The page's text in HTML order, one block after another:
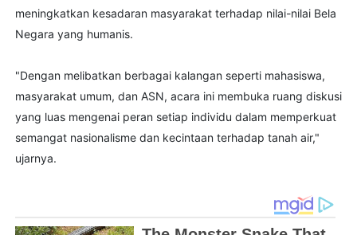
meningkatkan kesadaran masyarakat terhadap nilai-nilai Bela
Negara yang humanis.
"Dengan melibatkan berbagai kalangan seperti mahasiswa,
masyarakat umum, dan ASN, acara ini membuka ruang diskusi
yang luas mengenai peran setiap individu dalam memperkuat
semangat nasionalisme dan kecintaan terhadap tanah air,"
ujarnya.